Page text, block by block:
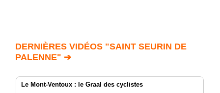
DERNIÈRES VIDÉOS "SAINT SEURIN DE
PALENNE" ➔
Le Mont-Ventoux : le Graal des cyclistes